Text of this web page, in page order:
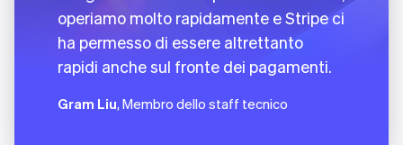
operiamo molto rapidamente e Stripe ci
ha permesso di essere altrettanto
rapidi anche sul fronte dei pagamenti.
Gram Liu, Membro dello staff tecnico